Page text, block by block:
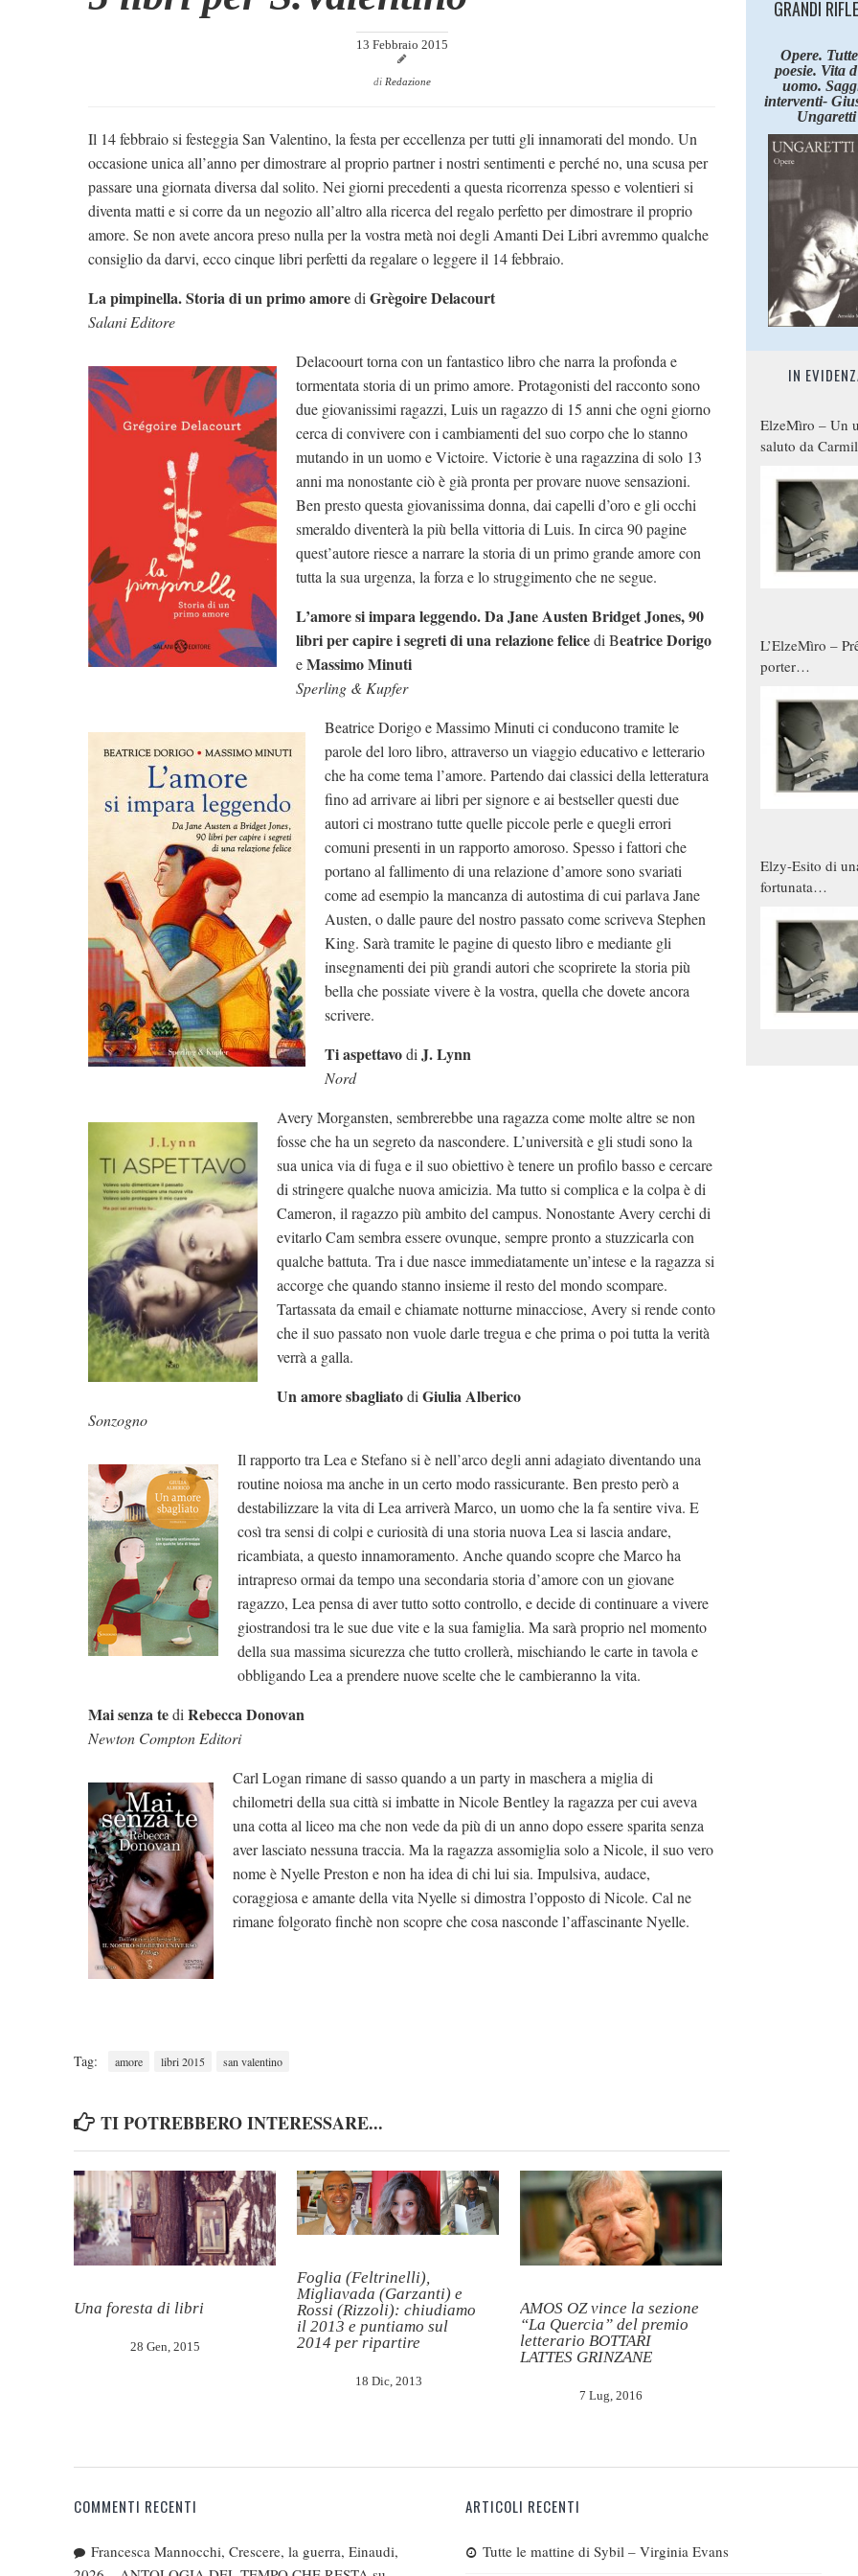
13 Febbraio 2015
di Redazione
Il 14 febbraio si festeggia San Valentino, la festa per eccellenza per tutti gli innamorati del mondo. Un
occasione unica all’anno per dimostrare al proprio partner i nostri sentimenti e perché no, una scusa per
passare una giornata diversa dal solito. Nei giorni precedenti a questa ricorrenza spesso e volentieri si
diventa matti e si corre da un negozio all’altro alla ricerca del regalo perfetto per dimostrare il proprio
amore. Se non avete ancora preso nulla per la vostra metà noi degli Amanti Dei Libri avremmo qualche
consiglio da darvi, ecco cinque libri perfetti da regalare o leggere il 14 febbraio.
La pimpinella. Storia di un primo amoredi Grègoire Delacourt
Salani Editore
Delacoourt torna con un fantastico libro che narra la profonda e
tormentata storia di un primo amore. Protagonisti del racconto sono
due giovanissimi ragazzi, Luis un ragazzo di 15 anni che ogni giorno
cerca di convivere con i cambiamenti del suo corpo che lo stanno
mutando in un uomo e Victoire. Victorie è una ragazzina di solo 13
anni ma nonostante ciò è già pronta per provare nuove sensazioni.
Ben presto questa giovanissima donna, dai capelli d’oro e gli occhi
smeraldo diventerà la più bella vittoria di Luis. In circa 90 pagine
quest’autore riesce a narrare la storia di un primo grande amore con
tutta la sua urgenza, la forza e lo struggimento che ne segue.
L’amore si impara leggendo. Da Jane Austen Bridget Jones, 90
libri per capire i segreti di una relazione felicedi Beatrice Dorigo
eMassimo Minuti
Sperling & Kupfer
Beatrice Dorigo e Massimo Minuti ci conducono tramite le
parole del loro libro, attraverso un viaggio educativo e letterario
che ha come tema l’amore. Partendo dai classici della letteratura
fino ad arrivare ai libri per signore e ai bestseller questi due
autori ci mostrano tutte quelle piccole perle e quegli errori
comuni presenti in un rapporto amoroso. Spesso i fattori che
portano al fallimento di una relazione d’amore sono svariati
come ad esempio la mancanza di autostima di cui parlava Jane
Austen, o dalle paure del nostro passato come scriveva Stephen
King. Sarà tramite le pagine di questo libro e mediante gli
insegnamenti dei più grandi autori che scoprirete la storia più
bella che possiate vivere è la vostra, quella che dovete ancora
scrivere.
Ti aspettavodi J. Lynn
Nord
Avery Morgansten, sembrerebbe una ragazza come molte altre se non
fosse che ha un segreto da nascondere. L’università e gli studi sono la
sua unica via di fuga e il suo obiettivo è tenere un profilo basso e cercare
di stringere qualche nuova amicizia. Ma tutto si complica e la colpa è di
Cameron, il ragazzo più ambito del campus. Nonostante Avery cerchi di
evitarlo Cam sembra essere ovunque, sempre pronto a stuzzicarla con
qualche battuta. Tra i due nasce immediatamente un’intese e la ragazza si
accorge che quando stanno insieme il resto del mondo scompare.
Tartassata da email e chiamate notturne minacciose, Avery si rende conto
che il suo passato non vuole darle tregua e che prima o poi tutta la verità
verrà a galla.
Un amore sbagliatodi Giulia Alberico
Sonzogno
Il rapporto tra Lea e Stefano si è nell’arco degli anni adagiato diventando una
routine noiosa ma anche in un certo modo rassicurante. Ben presto però a
destabilizzare la vita di Lea arriverà Marco, un uomo che la fa sentire viva. E
così tra sensi di colpi e curiosità di una storia nuova Lea si lascia andare,
ricambiata, a questo innamoramento. Anche quando scopre che Marco ha
intrapreso ormai da tempo una secondaria storia d’amore con un giovane
ragazzo, Lea pensa di aver tutto sotto controllo, e decide di continuare a vivere
giostrandosi tra le sue due vite e la sua famiglia. Ma sarà proprio nel momento
della sua massima sicurezza che tutto crollerà, mischiando le carte in tavola e
obbligando Lea a prendere nuove scelte che le cambieranno la vita.
Mai senza tedi Rebecca Donovan
Newton Compton Editori
Carl Logan rimane di sasso quando a un party in maschera a miglia di
chilometri della sua città si imbatte in Nicole Bentley la ragazza per cui aveva
una cotta al liceo ma che non vede da più di un anno dopo essere sparita senza
aver lasciato nessuna traccia. Ma la ragazza assomiglia solo a Nicole, il suo vero
nome è Nyelle Preston e non ha idea di chi lui sia. Impulsiva, audace,
coraggiosa e amante della vita Nyelle si dimostra l’opposto di Nicole. Cal ne
rimane folgorato finchè non scopre che cosa nasconde l’affascinante Nyelle.
Tag: amore libri 2015 san valentino
TI POTREBBERO INTERESSARE...
Una foresta di libri
28 Gen, 2015
Foglia (Feltrinelli),
Migliavada (Garzanti) e
Rossi (Rizzoli): chiudiamo
il 2013 e puntiamo sul
2014 per ripartire
18 Dic, 2013
AMOS OZ vince la sezione
“La Quercia” del premio
letterario BOTTARI
LATTES GRINZANE
7 Lug, 2016
GRANDI
Opere.
poesie. Vita
uomo.
interventi-
Ungaretti
IN
ElzeMìro – Un
saluto da
qualche modo
donne
L’ElzeMìro –
porter
Elzy-Esito di
fortunata
COMMENTI RECENTI
Francesca Mannocchi, Crescere, la guerra, Einaudi,
ARTICOLI RECENTI
Tutte le mattine di Sybil – Virginia Evans